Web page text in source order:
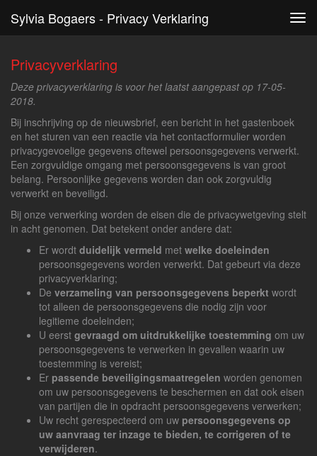
Sylvia Bogaers - Privacy Verklaring
Privacyverklaring
Deze privacyverklaring is voor het laatst aangepast op 17-05-
2018.
Bij inschrijving op de nieuwsbrief, een bericht in het gastenboek
en het sturen van een reactie via het contactformulier worden
privacygevoelige gegevens oftewel persoonsgegevens verwerkt.
Een zorgvuldige omgang met persoonsgegevens is van groot
belang. Persoonlijke gegevens worden dan ook zorgvuldig
verwerkt en beveiligd.
Bij onze verwerking worden de eisen die de privacywetgeving stelt
in acht genomen. Dat betekent onder andere dat:
Er wordt duidelijk vermeld met welke doeleinden
persoonsgegevens worden verwerkt. Dat gebeurt via deze
privacyverklaring;
De verzameling van persoonsgegevens beperkt wordt
tot alleen de persoonsgegevens die nodig zijn voor
legitieme doeleinden;
U eerst gevraagd om uitdrukkelijke toestemming om uw
persoonsgegevens te verwerken in gevallen waarin uw
toestemming is vereist;
Er passende beveiligingsmaatregelen worden genomen
om uw persoonsgegevens te beschermen en dat ook eisen
van partijen die in opdracht persoonsgegevens verwerken;
Uw recht gerespecteerd om uw persoonsgegevens op
uw aanvraag ter inzage te bieden, te corrigeren of te
verwijderen.